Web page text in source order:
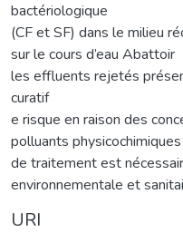
bactériologique
(CF et SF) dans le milieu
sur le cours d’eau Abattoir
les effluents rejetés
curatif
e risque en raison des
polluants
de traitement est
environnementale et
URI